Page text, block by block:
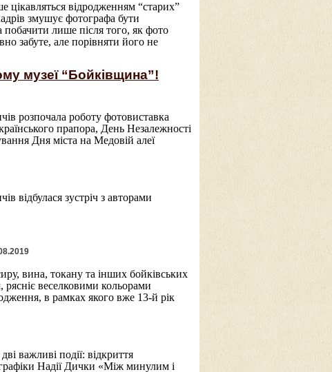
цікавляться відродженням “старих”
змушує фотографа бути
лише після того, як фото
забуте, але порівняти його не
музеї “Бойківщина”!
розпочала роботу фотовиставка
прапора, День Незалежності
Дня міста на Медовій алеї
відбулася зустріч з авторами
вина, токану та інших бойківських
веселковими кольорами
в рамках якого вже 13-й рік
важливі події: відкриття
Надії Дички «Між минулим і